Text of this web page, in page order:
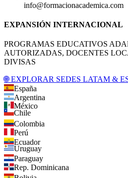
info@formacionacademica.com
EXPANSIÓN INTERNACIONAL
PROGRAMAS EDUCATIVOS
AUTORIZADAS, DOCENTES
DIVISAS
🌐 EXPLORAR SEDES LATAM &
España
Argentina
México
Chile
Colombia
Perú
Ecuador
Uruguay
Paraguay
Rep. Dominicana